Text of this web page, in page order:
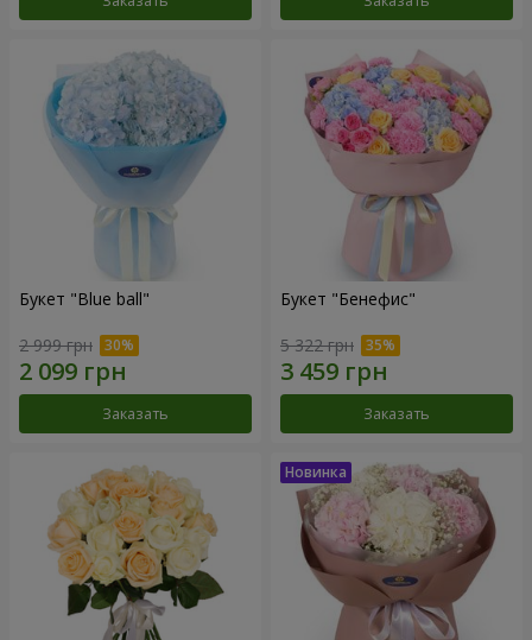
Букет "Blue ball"
2 999 грн
Заказать
Букет "Бенефис"
5 322 грн
Заказать